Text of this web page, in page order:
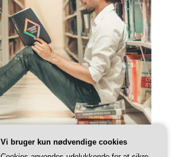
Vi bruger kun nødvendige cookies